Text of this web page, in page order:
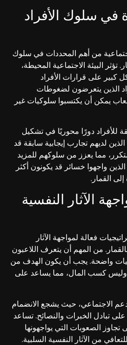
في سلوك الأفراد
من أهم المحددات في سلوك
تؤثر البيئة الاجتماعية المحيطة،
كبير على قرارات الأفراد
الذين يتعرضون لضغوطات
يمكن أن يكتسبوا سلوكيات غير
للأفراد دورًا محوريًا في تشكيل
الذين لديهم تجارب إيجابية سابقة قد
مما يعزز من سلوكهم للمزيد
واجهوا خسائر قد يكونون أكثر
القمار.
الآثار النفسية
فعالة لمواجهة الآثار
من المهم أن يتعرف اللاعبون
واضحة. يجب أن يكون الهدف من
وليس كسب المال، مما يساعد على
الاجتماعي، حيث يشجع الانضمام
تبادل الخبرات والنصائح. تساعد
الصعوبات التي يواجهونها
من الآثار النفسية السلبية.